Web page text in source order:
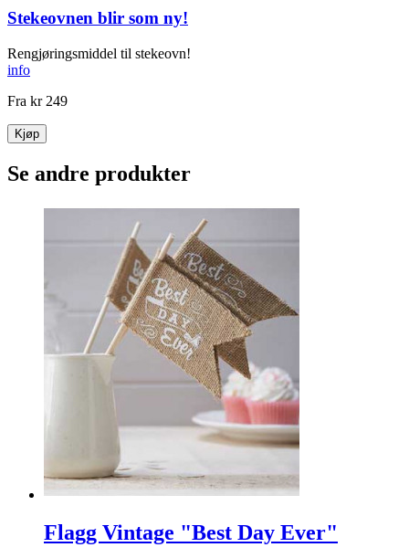
Stekeovnen blir som ny!
Rengjøringsmiddel til stekeovn!
info
Fra kr 249
Kjøp
Se andre produkter
Flagg Vintage "Best Day Ever"